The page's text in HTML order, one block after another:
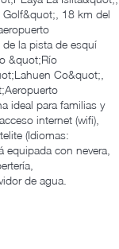
18 km del
la pista de esquí
&quot;Río
Co&quot;,
ideal para familias y
internet (wifi),
(Idiomas:
equipada con nevera,
de agua.